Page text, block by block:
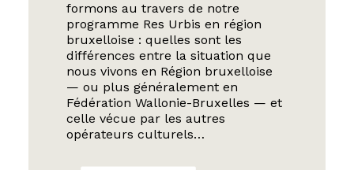
formons au travers de notre
programme Res Urbis en région
bruxelloise : quelles sont les
différences entre la situation que
nous vivons en Région bruxelloise
— ou plus généralement en
Fédération Wallonie-Bruxelles — et
celle vécue par les autres
opérateurs culturels…